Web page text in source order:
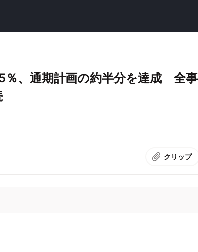
％、通期計画の約半分を達成 全事
クリップ